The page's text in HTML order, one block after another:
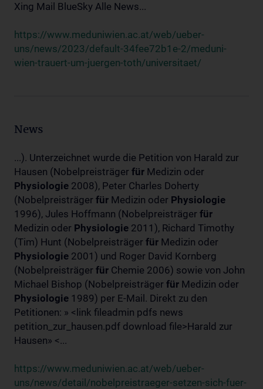
Xing Mail BlueSky Alle News...
https://www.meduniwien.ac.at/web/ueber-
uns/news/2023/default-34fee72b1e-2/meduni-
wien-trauert-um-juergen-toth/universitaet/
News
...). Unterzeichnet wurde die Petition von Harald zur
Hausen (Nobelpreisträger für Medizin oder
Physiologie 2008), Peter Charles Doherty
(Nobelpreisträger für Medizin oder Physiologie
1996), Jules Hoffmann (Nobelpreisträger für
Medizin oder Physiologie 2011), Richard Timothy
(Tim) Hunt (Nobelpreisträger für Medizin oder
Physiologie 2001) und Roger David Kornberg
(Nobelpreisträger für Chemie 2006) sowie von John
Michael Bishop (Nobelpreisträger für Medizin oder
Physiologie 1989) per E-Mail. Direkt zu den
Petitionen: » <link fileadmin pdfs news
petition_zur_hausen.pdf download file>Harald zur
Hausen» <...
https://www.meduniwien.ac.at/web/ueber-
uns/news/detail/nobelpreistraeger-setzen-sich-fuer-